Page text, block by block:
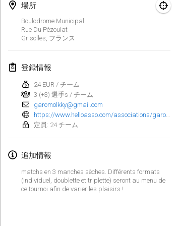
場所
Boulodrome Municipal
Rue Du Pézoulat
Grisolles フランス
登録情報
24 EUR / チーム
3 (+3) 選手s / チーム
garomolkky@gmail.com
定員: 24 チーム
追加情報
matchs en 3 manches sèches. Différents formats
(individuel, doublette et triplette) seront au menu de
ce tournoi afin de varier les plaisirs !
2026年2月1日
Indoor Polish Open 2026 - Doubles
2026年2月7日
Lazala Indoor Cup ZMGZEG
2026年2月7日 ハンガリー
StranaMölkky
2026年2月14日| イタリア